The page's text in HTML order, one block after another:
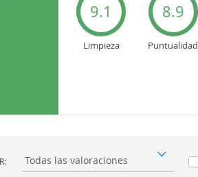
9.1
Limpieza
8.9
Puntualidad
Filtrar por: